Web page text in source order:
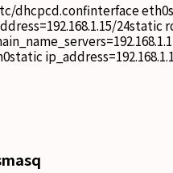
dhcpcd.confinterface
24static